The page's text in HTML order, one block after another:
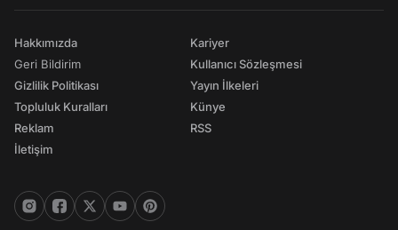
Hakkımızda
Geri Bildirim
Gizlilik Politikası
Topluluk Kuralları
Reklam
İletişim
Kariyer
Kullanıcı Sözleşmesi
Yayın İlkeleri
Künye
RSS